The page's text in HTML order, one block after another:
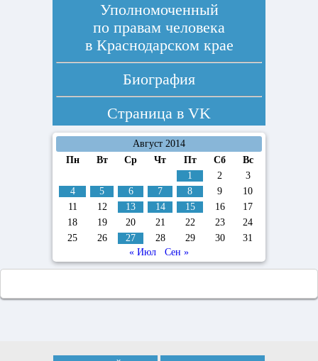
Уполномоченный
по правам человека
в Краснодарском крае
Биография
Страница в VK
Август 2014
Пн
Вт Ср Чт Пт Сб
Вс
1
2
3
4
5 6 7 8 9
10
11
12 13 14 15 16
17
18
19 20 21 22 23
24
25
26 27 28 29 30
31
« Июл
Сен »